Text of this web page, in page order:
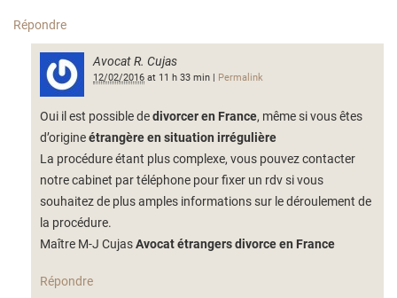
Répondre
Avocat R. Cujas
12/02/2016 at 11 h 33 min | Permalink
Oui il est possible dedivorcer en France, même si vous êtes
d’origineétrangèreen situation irrégulière
La procédure étant plus complexe, vous pouvez contacter
notre cabinet par téléphone pour fixer un rdv si vous
souhaitez de plus amples informations sur le déroulement de
la procédure.
Maître M-J CujasAvocat étrangers divorce en France
Répondre